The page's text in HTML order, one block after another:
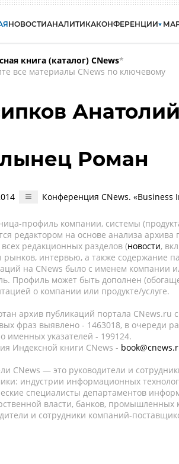
НОВОСТИАНАЛИТИКАКОНФЕРЕНЦИИ
книга (каталог) CNews*
все материалы CNews по ключевому
Анатолий
Роман
Конференция CNews. «Business
профиль компании, системы
редактором на основе анализа
всех редакционных разделов (новости,
рынков, интервью, а также содержание
на CNews было с именем компании
Профиль может быть дополнен
о компании или продукте/услуге.
архив публикаций портала CNews.ru
фраз выявлено - 1463018, в очереди
именных указателей - 199124.
Индексной книги CNews -
CNews — это руководители и
индустрии информационных
специалисты департаментов
власти, банков,
и сотрудники компаний-